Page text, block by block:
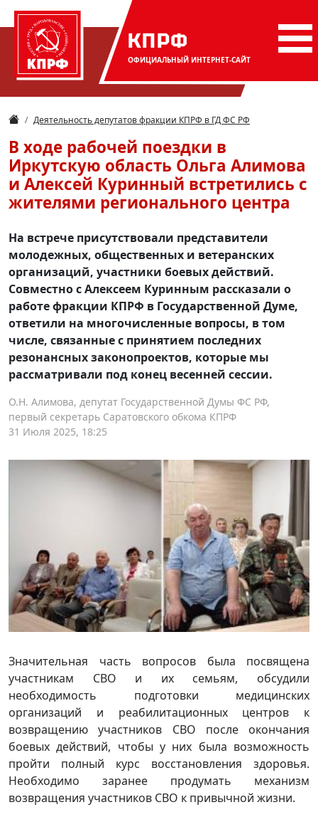
КПРФ
ОФИЦИАЛЬНЫЙ ИНТЕРНЕТ-САЙТ
Деятельность депутатов фракции КПРФ в ГД ФС РФ
В ходе рабочей поездки в
Иркутскую область Ольга Алимова
и Алексей Куринный встретились с
жителями регионального центра
На встрече присутствовали представители
молодежных, общественных и ветеранских
организаций, участники боевых действий.
Совместно с Алексеем Куринным рассказали о
работе фракции КПРФ в Государственной Думе,
ответили на многочисленные вопросы, в том
числе, связанные с принятием последних
резонансных законопроектов, которые мы
рассматривали под конец весенней сессии.
О.Н. Алимова, депутат Государственной Думы ФС РФ,
первый секретарь Саратовского обкома КПРФ
31 Июля 2025, 18:25
Значительная часть вопросов была посвящена
участникам СВО и их семьям, обсудили
необходимость подготовки медицинских
организаций и реабилитационных центров к
возвращению участников СВО после окончания
боевых действий, чтобы у них была возможность
пройти полный курс восстановления здоровья.
Необходимо заранее продумать механизм
возвращения участников СВО к привычной жизни.